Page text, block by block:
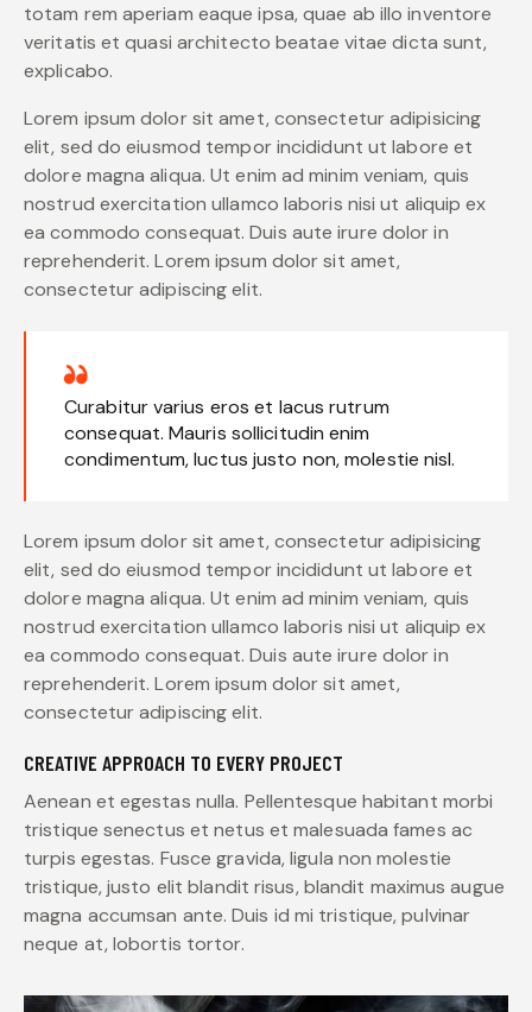
totam rem aperiam eaque ipsa, quae ab illo inventore
veritatis et quasi architecto beatae vitae dicta sunt,
explicabo.
Lorem ipsum dolor sit amet, consectetur adipisicing
elit, sed do eiusmod tempor incididunt ut labore et
dolore magna aliqua. Ut enim ad minim veniam, quis
nostrud exercitation ullamco laboris nisi ut aliquip ex
ea commodo consequat. Duis aute irure dolor in
reprehenderit. Lorem ipsum dolor sit amet,
consectetur adipiscing elit.
Curabitur varius eros et lacus rutrum
consequat. Mauris sollicitudin enim
condimentum, luctus justo non, molestie nisl.
Lorem ipsum dolor sit amet, consectetur adipisicing
elit, sed do eiusmod tempor incididunt ut labore et
dolore magna aliqua. Ut enim ad minim veniam, quis
nostrud exercitation ullamco laboris nisi ut aliquip ex
ea commodo consequat. Duis aute irure dolor in
reprehenderit. Lorem ipsum dolor sit amet,
consectetur adipiscing elit.
CREATIVE APPROACH TO EVERY PROJECT
Aenean et egestas nulla. Pellentesque habitant morbi
tristique senectus et netus et malesuada fames ac
turpis egestas. Fusce gravida, ligula non molestie
tristique, justo elit blandit risus, blandit maximus augue
magna accumsan ante. Duis id mi tristique, pulvinar
neque at, lobortis tortor.